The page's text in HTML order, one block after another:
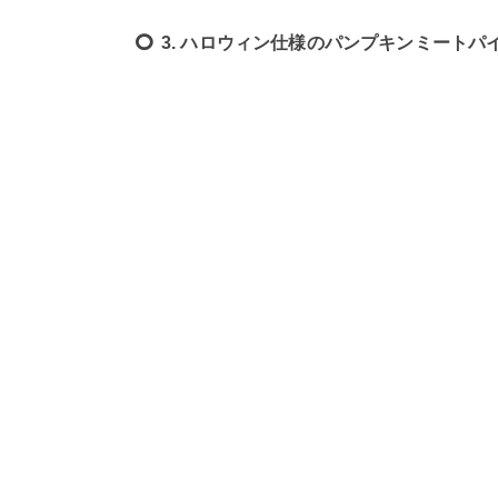
3. ハロウィン仕様のパンプキンミートパ